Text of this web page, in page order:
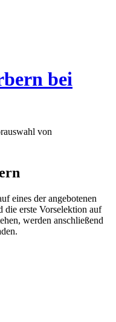
bei
von
eines der angebotenen
die erste Vorselektion auf
werden anschließend